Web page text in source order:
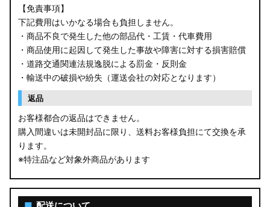
【免責事項】
下記費用はいかなる場合も負担しません。
・商品不良で発生した他の部品代・工賃・代車費用
・商品使用に起因して発生した事故や障害に対する損害賠償
・道路交通関連法規逸脱による罰金・反則金
・輸送中の破損や紛失（運送会社の対応となります）
返品
お客様都合の返品はできません。
購入間違いは未開封品に限り、送料お客様負担にて交換を承
ります。
※特注品など対象外商品があります